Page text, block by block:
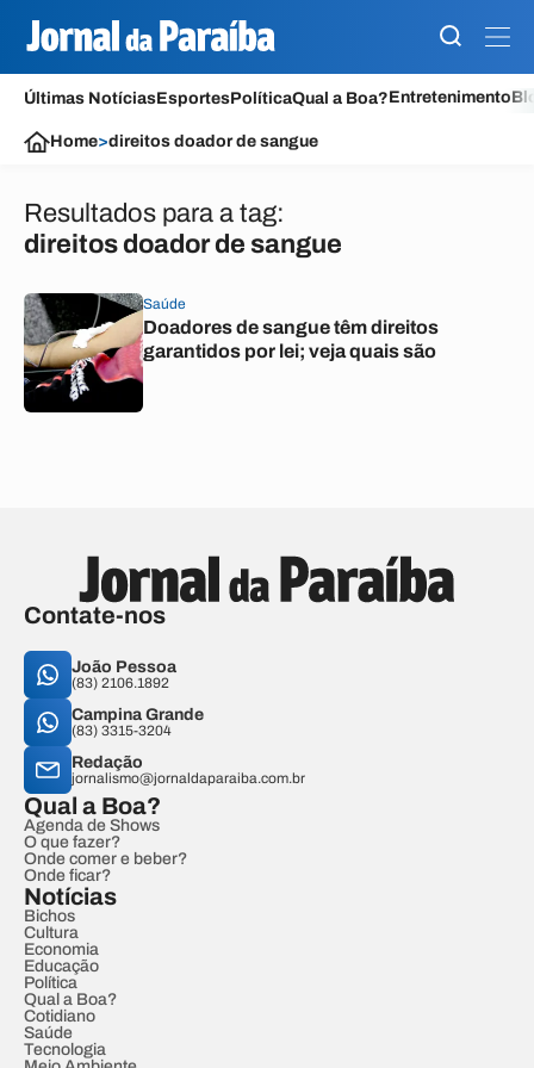
Últimas NotíciasEsportesPolíticaQual a Boa?Entretenimento
Home>direitos doador de sangue
Resultados para a tag:
direitos doador de sangue
Saúde
Doadores de sangue têm direitos
garantidos por lei; veja quais são
Contate-nos
João Pessoa
(83) 2106.1892
Campina Grande
(83) 3315-3204
Redação
jornalismo@jornaldaparaiba.com.br
Qual a Boa?
Agenda de Shows
O que fazer?
Onde comer e beber?
Onde ficar?
Notícias
Bichos
Cultura
Economia
Educação
Política
Qual a Boa?
Cotidiano
Saúde
Tecnologia